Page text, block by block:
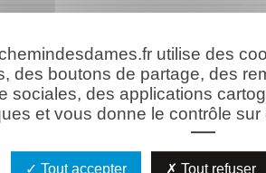
Prince of Wale's Volunteers (South
Regiment)
Worcesteshire Regiment
Durham Light Infantry
d'Infanterie
utilise des
des boutons de partage, des
sociales, des applications
et vous donne le contrôle
Tout accepter Tout refuser